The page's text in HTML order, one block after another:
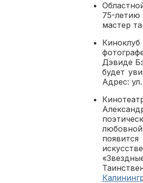
75-
мастер
Дэвиде
будет
Адрес: